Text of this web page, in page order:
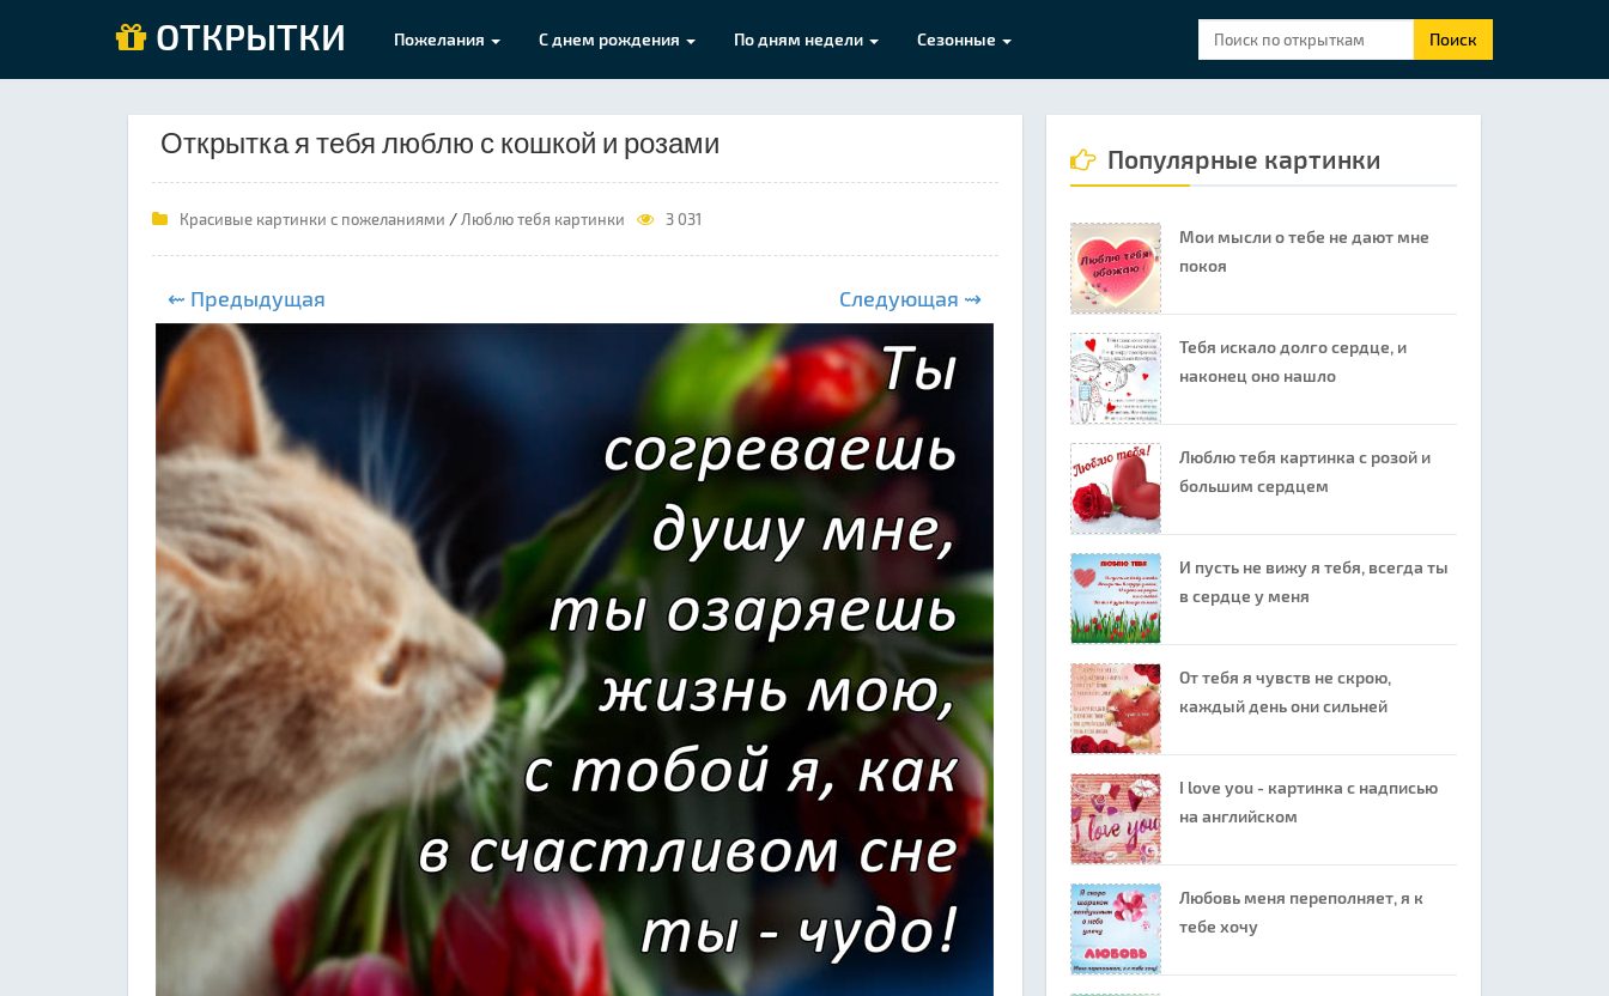
ОТКРЫТКИ Пожелания С днем рождения По дням недели Сезонные Поиск
Открытка я тебя люблю с кошкой и розами
Красивые картинки с пожеланиями /Люблю тебя картинки 3 031
⇜ Предыдущая Следующая ⇝
Популярные картинки
Мои мысли о тебе не дают мне
покоя
Тебя искало долго сердце, и
наконец оно нашло
Люблю тебя картинка с розой и
большим сердцем
И пусть не вижу я тебя, всегда ты
в сердце у меня
От тебя я чувств не скрою,
каждый день они сильней
I love you - картинка с надписью
на английском
Любовь меня переполняет, я к
тебе хочу